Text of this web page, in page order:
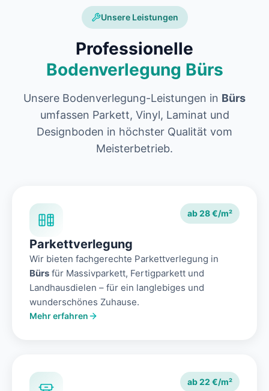
Unsere Leistungen
Professionelle
Bodenverlegung Bürs
Unsere Bodenverlegung-Leistungen in Bürs
umfassen Parkett, Vinyl, Laminat und
Designboden in höchster Qualität vom
Meisterbetrieb.
ab 28 €/m²
Parkettverlegung
Wir bieten fachgerechte Parkettverlegung in
Bürs für Massivparkett, Fertigparkett und
Landhausdielen – für ein langlebiges und
wunderschönes Zuhause.
Mehr erfahren
ab 22 €/m²